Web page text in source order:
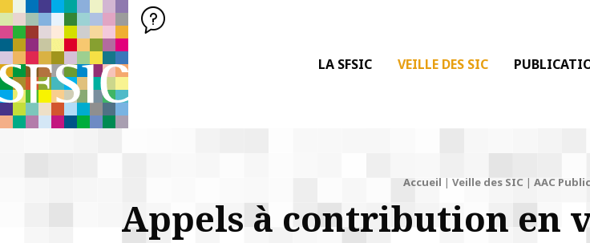
SFSIC SOCIÉTÉ FRANÇAISE DES SCIENCES DE L'INFORMATION & DE LA COMMUNICATION
Société Française des Sciences
de l'Information
LA SFSIC
VEILLE DES SIC
Accueil | Veille des SIC | AAC
Appels à contribution en